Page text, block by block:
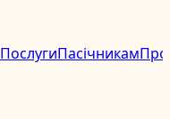
ПослугиПасічникамПро